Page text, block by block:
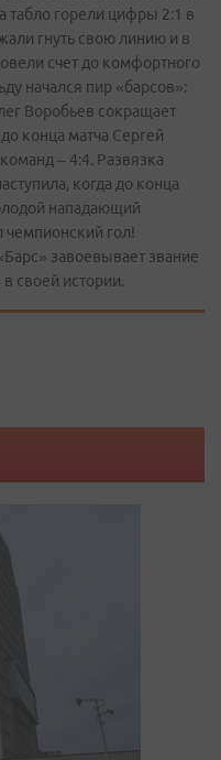
табло горели цифры 2:1 в
гнуть свою линию и в
счет до комфортного
начался пир «барсов»:
Воробьев сокращает
конца матча Сергей
– 4:4. Развязка
когда до конца
нападающий
гол!
завоевывает звание
своей истории.